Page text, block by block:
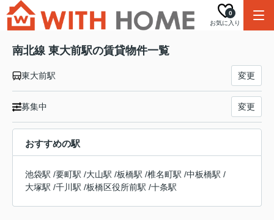
お気に入り
0
南北線 東大前駅の賃貸物件一覧
東大前駅 変更
募集中 変更
おすすめの駅
池袋駅 /要町駅 /大山駅 /板橋駅 /椎名町駅 /中板橋駅 /
大塚駅 /千川駅 /板橋区役所前駅 /十条駅